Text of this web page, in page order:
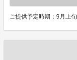
ご提供予定時期：9月上旬